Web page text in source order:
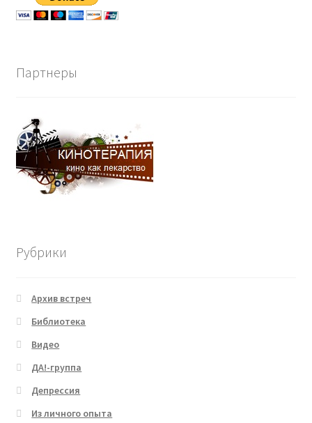
Партнеры
Рубрики
Архив встреч
Библиотека
Видео
ДА!-группа
Депрессия
Из личного опыта